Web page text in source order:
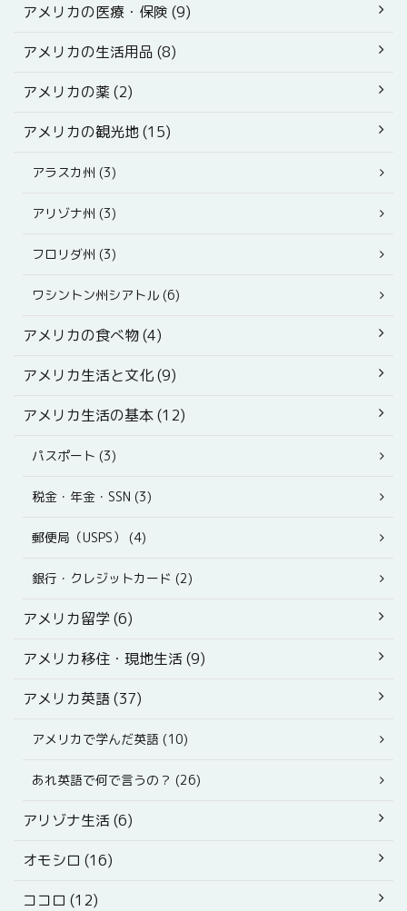
アメリカの医療・保険 (9)
アメリカの生活用品 (8)
アメリカの薬 (2)
アメリカの観光地 (15)
アラスカ州 (3)
アリゾナ州 (3)
フロリダ州 (3)
ワシントン州シアトル (6)
アメリカの食べ物 (4)
アメリカ生活と文化 (9)
アメリカ生活の基本 (12)
パスポート (3)
税金・年金・SSN (3)
郵便局（USPS） (4)
銀行・クレジットカード (2)
アメリカ留学 (6)
アメリカ移住・現地生活 (9)
アメリカ英語 (37)
アメリカで学んだ英語 (10)
あれ英語で何で言うの？ (26)
アリゾナ生活 (6)
オモシロ (16)
ココロ (12)